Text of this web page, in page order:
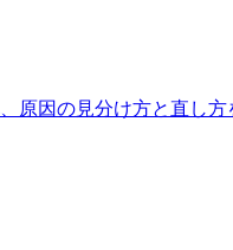
原因の見分け方と直し方